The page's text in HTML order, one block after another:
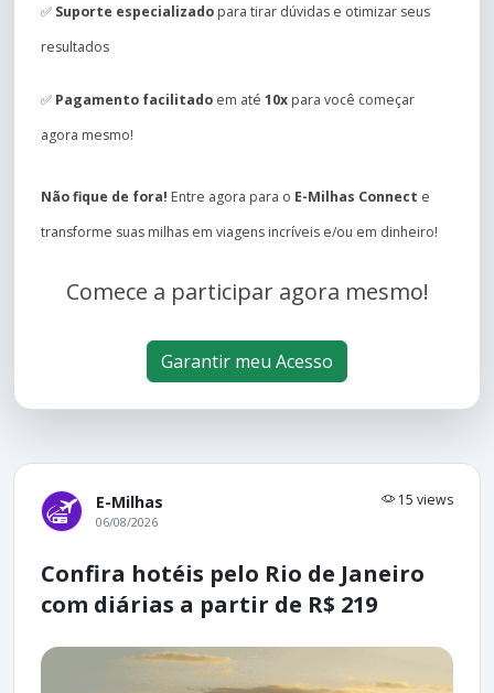
✅ Suporte especializado para tirar dúvidas e otimizar seus
resultados
✅ Pagamento facilitado em até 10x para você começar
agora mesmo!
Não fique de fora! Entre agora para o E-Milhas Connect e
transforme suas milhas em viagens incríveis e/ou em dinheiro!
Comece a participar agora mesmo!
Garantir meu Acesso
E-Milhas 15 views
06/08/2026
Confira hotéis pelo Rio de Janeiro
com diárias a partir de R$ 219